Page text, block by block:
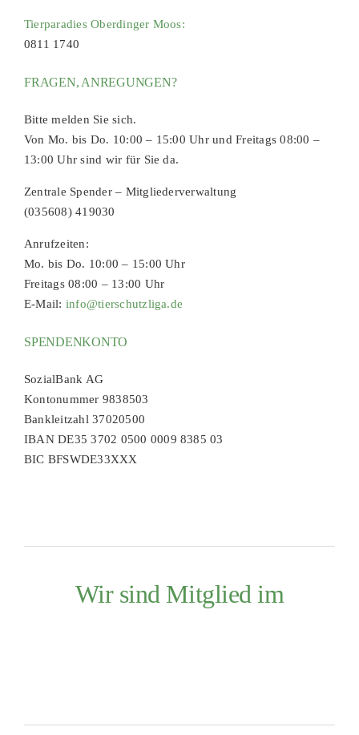
Tierparadies Oberdinger Moos:
0811 1740
FRAGEN, ANREGUNGEN?
Bitte melden Sie sich.
Von Mo. bis Do. 10:00 – 15:00 Uhr und Freitags 08:00 –
13:00 Uhr sind wir für Sie da.
Zentrale Spender – Mitgliederverwaltung
(035608) 419030
Anrufzeiten:
Mo. bis Do. 10:00 – 15:00 Uhr
Freitags 08:00 – 13:00 Uhr
E-Mail: info@tierschutzliga.de
SPENDENKONTO
SozialBank AG
Kontonummer 9838503
Bankleitzahl 37020500
IBAN DE35 3702 0500 0009 8385 03
BIC BFSWDE33XXX
Wir sind Mitglied im